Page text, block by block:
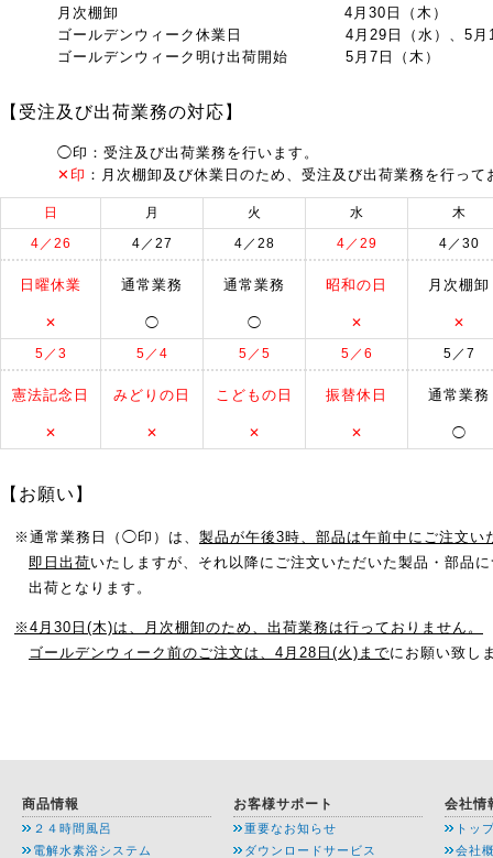
月次棚卸
4月30日（木）
ゴールデンウィーク休業日
4月29日（水）、5
ゴールデンウィーク明け出荷開始
5月7日（木）
【受注及び出荷業務の対応】
◯印：受注及び出荷業務を行います。
✕印 ：月次棚卸及び休業日のため、受注及び出荷業務を行って
日 月 火 水
木
4／26
4／27 4／28 4／29 4／30
日曜休業
✕
通常業務
◯
通常業務
◯
昭和の日
✕
月次棚卸
✕
5／3 5／4 5／5 5／6 5／7
憲法記念日
✕
みどりの日
✕
こどもの日
✕
振替休日
✕
通常業務
◯
【お願い】
※通常業務日（◯印）は、 製品が午後3時、部品は午前中にご注文い
即日出荷いたしますが、それ以降にご注文いただいた製品・部品
出荷となります。
※4月30日(木)は、月次棚卸のため、出荷業務は行っておりません。
ゴールデンウィーク前のご注文は、4月28日(火)までにお願い致し
商品情報
２４時間風呂
電解水素浴システム
お客様サポート
重要なお知らせ
ダウンロードサービス
会社情
トッ
会社